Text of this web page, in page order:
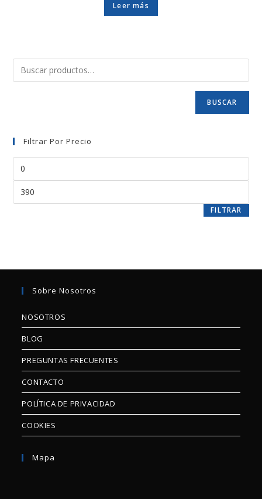
Leer más
BUSCAR
Filtrar Por Precio
FILTRAR
Sobre Nosotros
NOSOTROS
BLOG
PREGUNTAS FRECUENTES
CONTACTO
POLÍTICA DE PRIVACIDAD
COOKIES
Mapa